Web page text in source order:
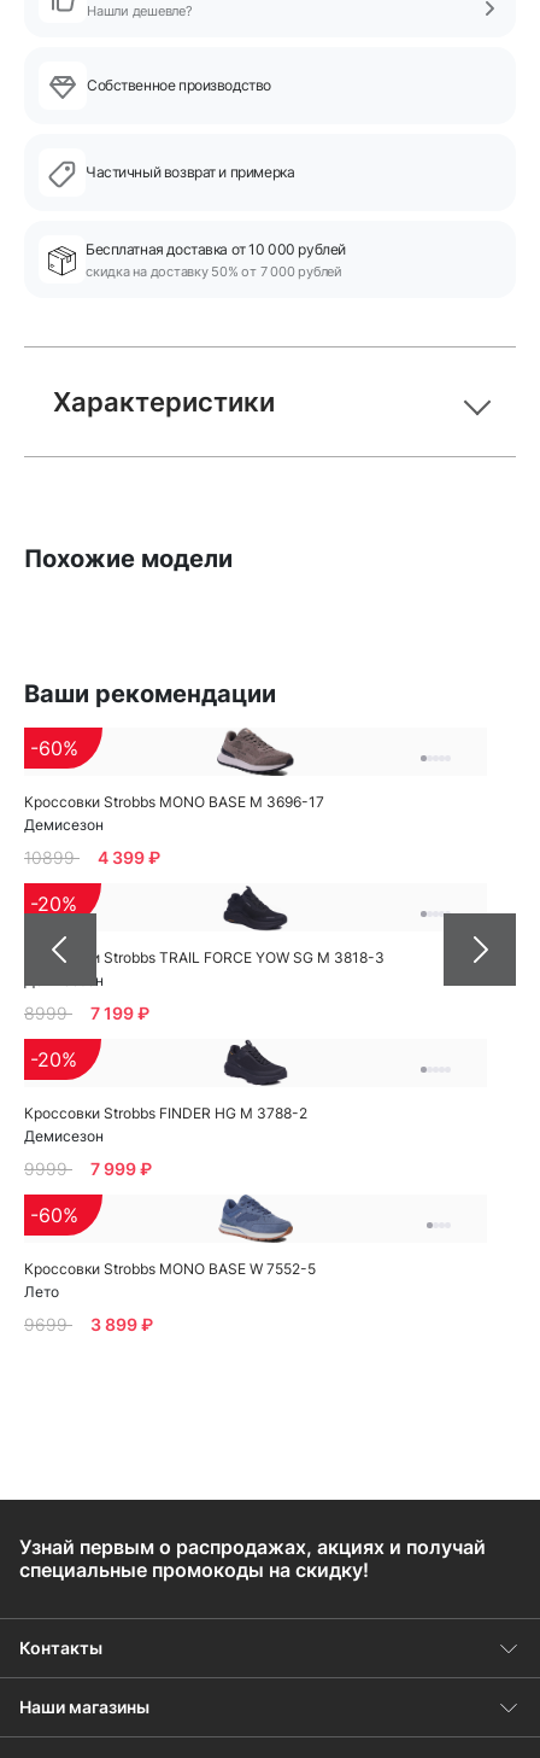
Нашли дешевле?
Собственное производство
Частичный возврат и примерка
Бесплатная доставка от 10 000 рублей
скидка на доставку 50% от 7 000 рублей
Характеристики
Похожие модели
Ваши рекомендации
Кроссовки Strobbs MONO BASE M 3696-17
Демисезон
-60%
10899 4 399 ₽
Кроссовки Strobbs TRAIL FORCE YOW SG M 3818-3
Демисезон
-20%
8999 7 199 ₽
Кроссовки Strobbs FINDER HG M 3788-2
Демисезон
-20%
9999 7 999 ₽
Кроссовки Strobbs MONO BASE W 7552-5
Лето
-60%
9699 3 899 ₽
Узнай первым о распродажах, акциях и получай
специальные промокоды на скидку!
Контакты
Наши магазины